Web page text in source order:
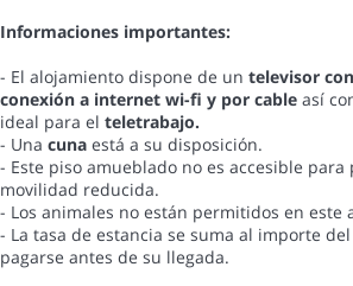
Informaciones importantes:
- El alojamiento dispone de un televisor
conexión a internet wi-fi y por cable así
ideal para el teletrabajo.
- Una cuna está a su disposición.
- Este piso amueblado no es accesible para
movilidad reducida.
- Los animales no están permitidos en este
- La tasa de estancia se suma al importe
pagarse antes de su llegada.